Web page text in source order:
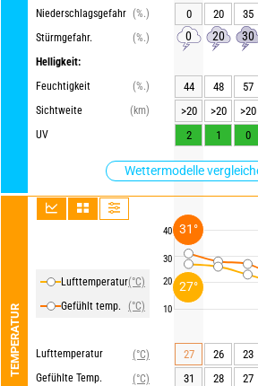
Niederschlagsgefahr (%.)
Stürmgefahr.
(%.)
Helligkeit:
Feuchtigkeit
(%.)
Sichtweite
(km)
UV
Wettermodelle
TEMPERATUR
Lufttemperatur(°C)
Gefühlt temp.
(°C)
Lufttemperatur
(°C)
Gefühlte Temp.
(°C)
40
30
20
10
0 20 35
0 20 30
44 48 57
>20
>20 >20
2
1 0
27 26 23
31
28 27
27°
31°